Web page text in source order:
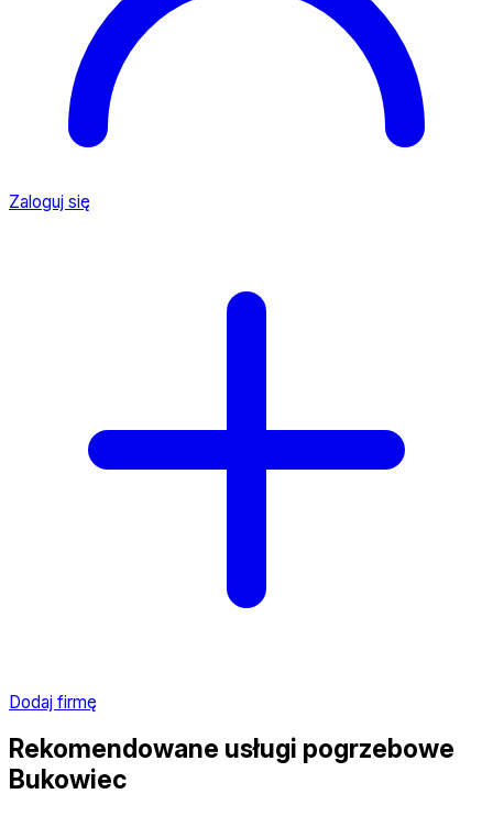
Zaloguj się
Dodaj firmę
Rekomendowane usługi pogrzebowe
Bukowiec